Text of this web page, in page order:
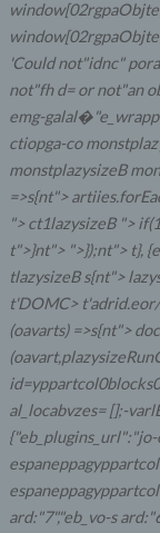
'Could not"idnc"
not"fh d= or not"an
emg-
ctiopga-co
monstplazysizeB
=>s{nt">
"> ct1lazysizeB ">
t">}nt"> ">});nt"> t},
tlazysizeBs{nt">
t'DOMC>
(oavarts) =>s{nt">
al_locabvzes= [];-
ard:"7","eb_vo-s